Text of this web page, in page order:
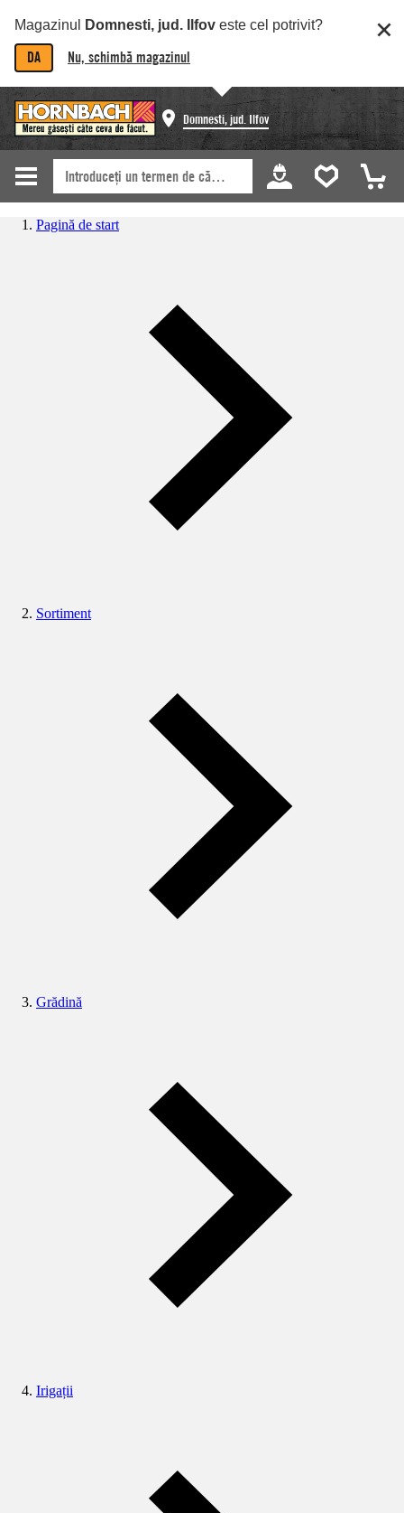
Magazinul Domnesti, jud. Ilfov este cel potrivit?
DA Nu, schimbă magazinul
Domnesti, jud. Ilfov
Pagină de start
Sortiment
Grădină
Irigații